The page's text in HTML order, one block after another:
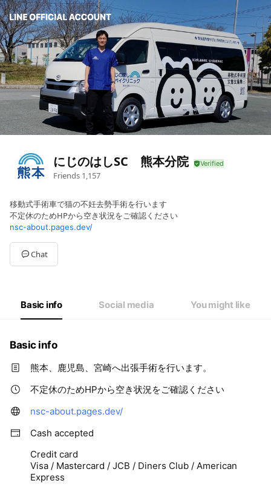
にじのはしSC 熊本分院
Friends 1,157
移動式手術車で猫の不妊去勢手術を行います
不定休のためHPから空き状況をご確認ください
nsc-about.pages.dev/
Chat
Basic info Social media You might like
Basic info
熊本、鹿児島、宮崎へ出張手術を行います。
不定休のためHPから空き状況をご確認ください
nsc-about.pages.dev/
Cash accepted
Credit card
Visa / Mastercard / JCB / Diners Club / American
Express